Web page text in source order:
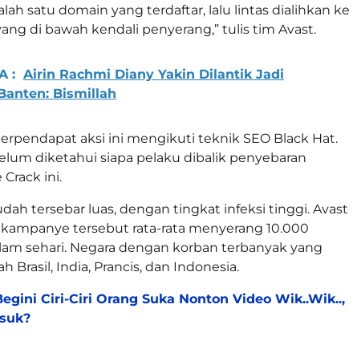
satu domain yang terdaftar, lalu lintas dialihkan ke
di bawah kendali penyerang,” tulis tim Avast.
: Airin Rachmi Diany Yakin Dilantik Jadi
Bismillah
aksi ini mengikuti teknik SEO Black Hat.
diketahui siapa pelaku dibalik penyebaran
Crack ini.
tersebar luas, dengan tingkat infeksi tinggi. Avast
tersebut rata-rata menyerang 10.000
sehari. Negara dengan korban terbanyak yang
Brasil, India, Prancis, dan Indonesia.
Ciri-Ciri Orang Suka Nonton Video Wik..Wik..,